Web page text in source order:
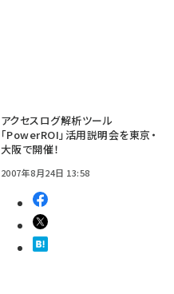
アクセスログ解析ツール
「PowerROI」活用説明会を東京・
大阪で開催！
2007年8月24日 13:58